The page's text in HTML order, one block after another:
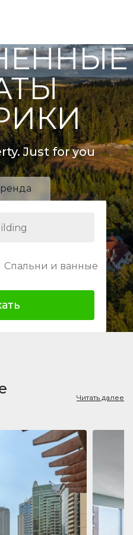
Just for you
Спальни и ванные
Читать далее